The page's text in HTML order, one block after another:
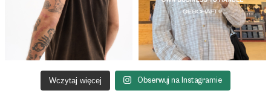
Wczytaj więcej Obserwuj na Instagramie